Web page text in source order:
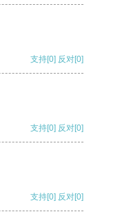
支持[0] 反对[0]
支持[0] 反对[0]
支持[0] 反对[0]